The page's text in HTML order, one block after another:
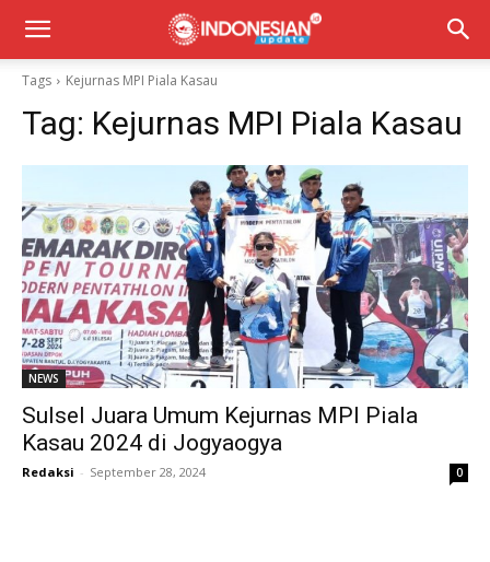
Tags Kejurnas MPI Piala Kasau
Tag: Kejurnas MPI Piala Kasau
NEWS
Sulsel Juara Umum Kejurnas MPI Piala
Kasau 2024 di Jogyaogya
Redaksi - September 28, 2024 0